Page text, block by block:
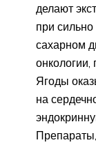
делают
при
сахарном
онкологии,
Ягоды
на